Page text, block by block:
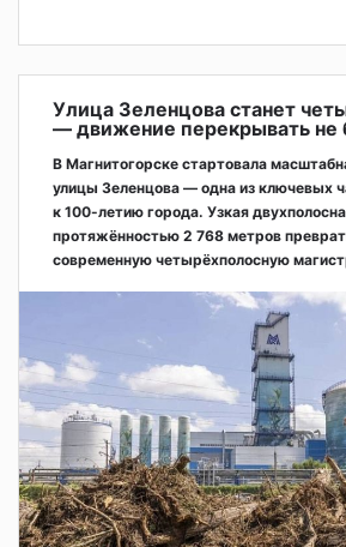
Улица Зеленцова станет
— движение перекрывать не
В Магнитогорске стартовала
улицы Зеленцова — одна из ключевых
к 100-летию города. Узкая
протяжённостью 2 768 метров
современную четырёхполосную